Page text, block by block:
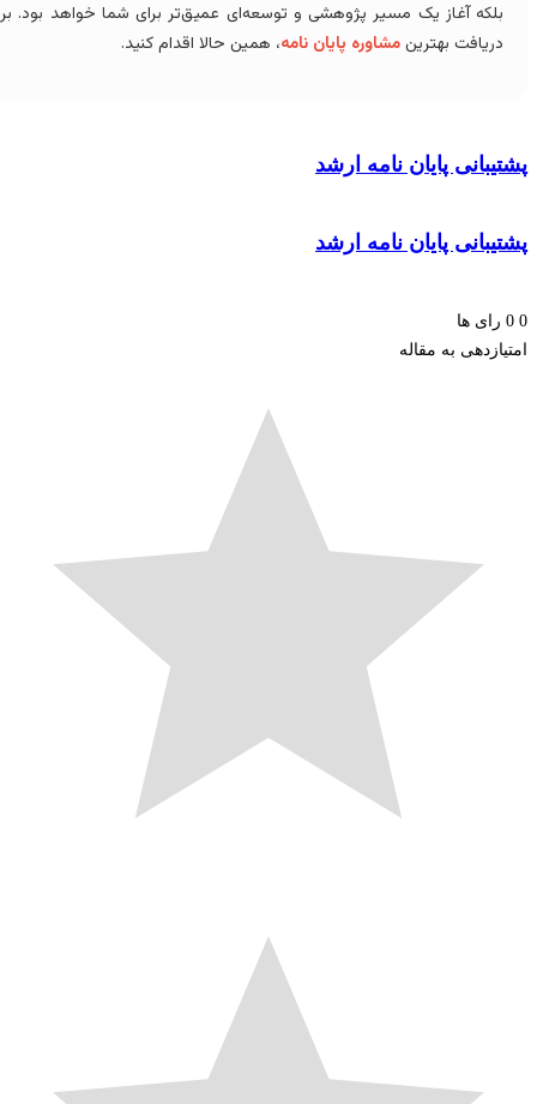
آغاز یک مسیر پژوهشی و توسعه‌ای عمیق‌تر برای شما خواهد بود. برای
بهترینمشاوره پایان نامه، همین حالا اقدام کنید.
پایان نامه ارشد
پایان نامه ارشد
ها
به مقاله